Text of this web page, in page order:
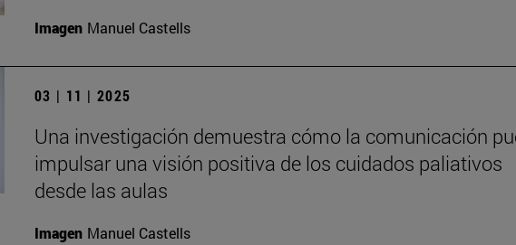
Imagen Manuel Castells
03 | 11 | 2025
Una investigación demuestra cómo la comunicación
impulsar una visión positiva de los cuidados paliativos
desde las aulas
Imagen Manuel Castells